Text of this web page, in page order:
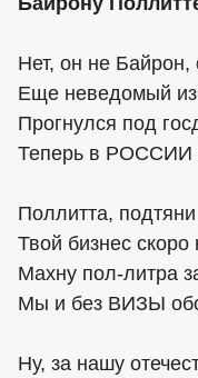
Нет, он не Байрон,
Еще неведомый
Прогнулся под
Теперь в РОССИИ
Поллитта,
Твой бизнес скоро
Махну пол-литра
Мы и без ВИЗЫ
Ну, за нашу